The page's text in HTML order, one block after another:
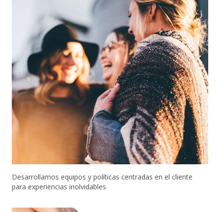
Desarrollamos equipos y políticas centradas en el cliente
para experiencias inolvidables